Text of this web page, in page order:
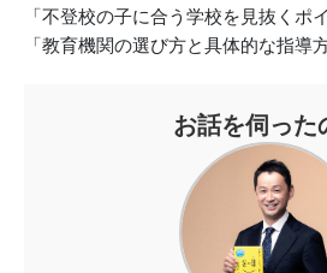
「不登校の子に合う学校を見抜くポ
「教育機関の選び方と具体的な指導方
お話を伺った